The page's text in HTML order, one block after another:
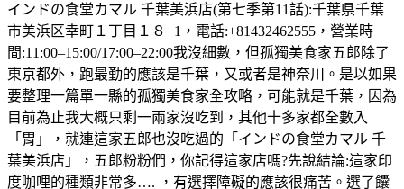
インドの食堂カマル 千葉美浜店(第七季第11話):千葉県千葉
市美浜区幸町１丁目１８−1，電話:+81432462555，營業時
間:11:00–15:00/17:00–22:00我沒細數，但孤獨美食家五郎除了
東京都外，跑最勤的應該是千葉，又或者是神奈川。是以如果
要整理一篇單一縣的孤獨美食家全攻略，可能就是千葉，因為
目前為止我大概只剩一兩家沒吃到，其他十多家都全數入
「胃」，就連這家五郎也沒吃過的「インドの食堂カマル 千
葉美浜店」，五郎粉粉們，你記得這家店嗎?先說結論:這家印
度咖哩的種類非常多…. ，有選擇障礙的應該很痛苦。選了饢